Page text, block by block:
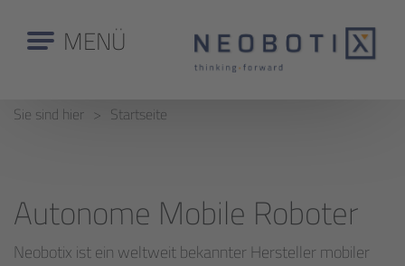
MENÜ
Sie sind hier Startseite
Autonome Mobile Roboter
Neobotix ist ein weltweit bekannter Hersteller mobiler